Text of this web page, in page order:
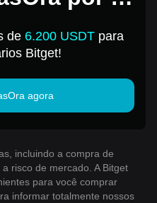
de 6.200 USDTpara
Bitget!
agora
incluindo a compra de
risco de mercado. A Bitget
para você comprar
informar totalmente nossos